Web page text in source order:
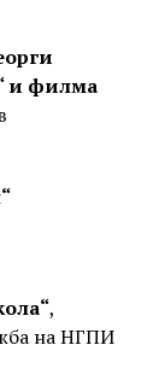
и филма
,
на НГПИ